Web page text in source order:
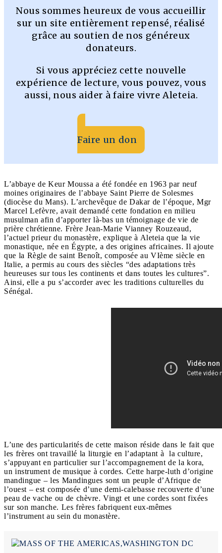
Nous sommes heureux de vous accueillir
sur un site entièrement repensé, réalisé
grâce au soutien de nos généreux
donateurs.
Si vous appréciez cette nouvelle
expérience de lecture, vous pouvez, vous
aussi, nous aider à faire vivre Aleteia.
Faire un don
L’abbaye de Keur Moussa a été fondée en 1963 par neuf
moines originaires de l’abbaye Saint Pierre de Solesmes
(diocèse du Mans). L’archevêque de Dakar de l’époque, Mgr
Marcel Lefèvre, avait demandé cette fondation en milieu
musulman afin d’apporter là-bas un témoignage de vie de
prière chrétienne. Frère Jean-Marie Vianney Rouzeaud,
l’actuel prieur du monastère, explique à Aleteia que la vie
monastique, née en Égypte, a des origines africaines. Il ajoute
que la Règle de saint Benoît, composée au VIème siècle en
Italie, a permis au cours des siècles “des adaptations très
heureuses sur tous les continents et dans toutes les cultures”.
Ainsi, elle a pu s’accorder avec les traditions culturelles du
Sénégal.
L’une des particularités de cette maison réside dans le fait que
les frères ont travaillé la liturgie en l’adaptant à la culture,
s’appuyant en particulier sur l’accompagnement de la kora,
un instrument de musique à cordes. Cette harpe-luth d’origine
mandingue – les Mandingues sont un peuple d’Afrique de
l’ouest – est composée d’une demi-calebasse recouverte d’une
peau de vache ou de chèvre. Vingt et une cordes sont fixées
sur son manche. Les frères fabriquent eux-mêmes
l’instrument au sein du monastère.